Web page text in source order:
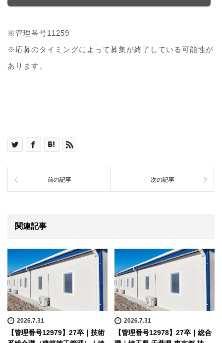
※管理番号11259
※応募のタイミングによって募集が終了している可能性が
あります。
前の記事 次の記事
関連記事
2026.7.31
【管理番号12979】27卒｜技術
2026.7.31
【管理番号12978】27卒｜総合